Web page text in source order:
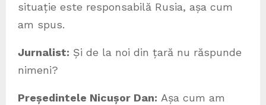
situație este responsabilă Rusia, așa cum
am spus.
Jurnalist: Și de la noi din țară nu răspunde
nimeni?
Președintele Nicușor Dan: Așa cum am